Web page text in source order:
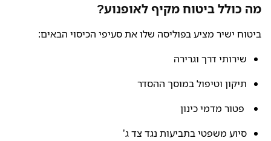
מה כולל ביטוח מקיף לאופנוע?
ביטוח ישיר מציע בפוליסה שלו את סעיפי הכיסוי הבאים:
שירותי דרך וגרירה
תיקון וטיפול במוסך ההסדר
פטור מדמי כינון
סיוע משפטי בתביעות נגד צד ג’